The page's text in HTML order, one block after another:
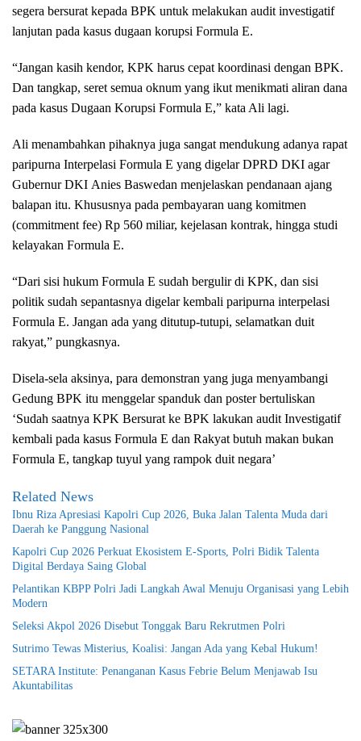
segera bersurat kepada BPK untuk melakukan audit investigatif
lanjutan pada kasus dugaan korupsi Formula E.
“Jangan kasih kendor, KPK harus cepat koordinasi dengan BPK.
Dan tangkap, seret semua oknum yang ikut menikmati aliran dana
pada kasus Dugaan Korupsi Formula E,” kata Ali lagi.
Ali menambahkan pihaknya juga sangat mendukung adanya rapat
paripurna Interpelasi Formula E yang digelar DPRD DKI agar
Gubernur DKI Anies Baswedan menjelaskan pendanaan ajang
balapan itu. Khususnya pada pembayaran uang komitmen
(commitment fee) Rp 560 miliar, kejelasan kontrak, hingga studi
kelayakan Formula E.
“Dari sisi hukum Formula E sudah bergulir di KPK, dan sisi
politik sudah sepantasnya digelar kembali paripurna interpelasi
Formula E. Jangan ada yang ditutup-tutupi, selamatkan duit
rakyat,” pungkasnya.
Disela-sela aksinya, para demonstran yang juga menyambangi
Gedung BPK itu menggelar spanduk dan poster bertuliskan
‘Sudah saatnya KPK Bersurat ke BPK lakukan audit Investigatif
kembali pada kasus Formula E dan Rakyat butuh makan bukan
Formula E, tangkap tuyul yang rampok duit negara’
Related News
Ibnu Riza Apresiasi Kapolri Cup 2026, Buka Jalan Talenta Muda dari
Daerah ke Panggung Nasional
Kapolri Cup 2026 Perkuat Ekosistem E-Sports, Polri Bidik Talenta
Digital Berdaya Saing Global
Pelantikan KBPP Polri Jadi Langkah Awal Menuju Organisasi yang Lebih
Modern
Seleksi Akpol 2026 Disebut Tonggak Baru Rekrutmen Polri
Sutrimo Tewas Misterius, Koalisi: Jangan Ada yang Kebal Hukum!
SETARA Institute: Penanganan Kasus Febrie Belum Menjawab Isu
Akuntabilitas